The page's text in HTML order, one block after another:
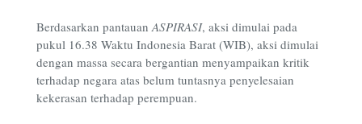
Berdasarkan pantauan ASPIRASI, aksi dimulai pada
pukul 16.38 Waktu Indonesia Barat (WIB), aksi dimulai
dengan massa secara bergantian menyampaikan kritik
terhadap negara atas belum tuntasnya penyelesaian
kekerasan terhadap perempuan.